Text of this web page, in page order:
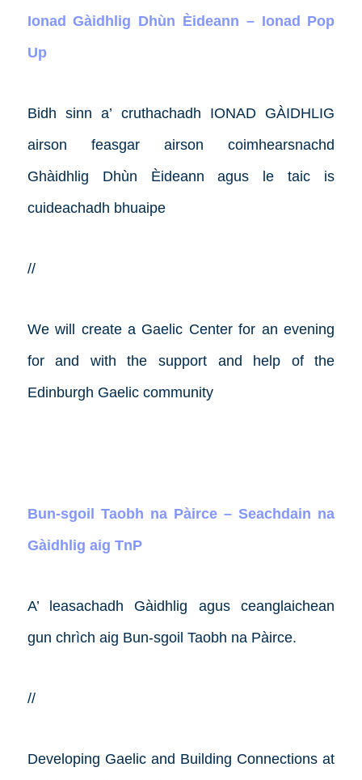
Ionad Gàidhlig Dhùn Èideann – Ionad Pop
Up
Bidh sinn a’ cruthachadh IONAD GÀIDHLIG
airson feasgar airson coimhearsnachd
Ghàidhlig Dhùn Èideann agus le taic is
cuideachadh bhuaipe
//
We will create a Gaelic Center for an evening
for and with the support and help of the
Edinburgh Gaelic community
Bun-sgoil Taobh na Pàirce – Seachdain na
Gàidhlig aig TnP
A’ leasachadh Gàidhlig agus ceanglaichean
gun chrìch aig Bun-sgoil Taobh na Pàirce.
//
Developing Gaelic and Building Connections at